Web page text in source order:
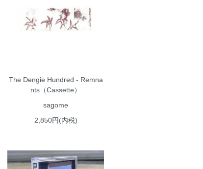
The Dengie Hundred - Remna
nts（Cassette）
sagome
2,850円(内税)